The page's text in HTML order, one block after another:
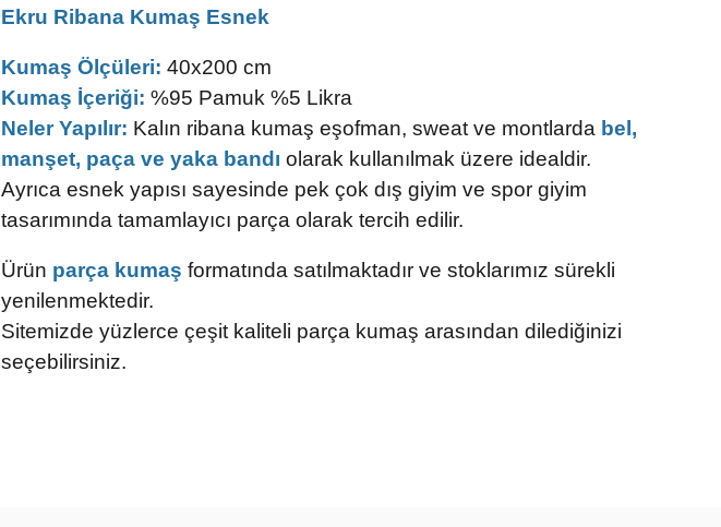
Ekru Ribana Kumaş Esnek
Kumaş Ölçüleri: 40x200 cm
Kumaş İçeriği: %95 Pamuk %5 Likra
Neler Yapılır: Kalın ribana kumaş eşofman, sweat ve montlarda bel,
manşet, paça ve yaka bandı olarak kullanılmak üzere idealdir.
Ayrıca esnek yapısı sayesinde pek çok dış giyim ve spor giyim
tasarımında tamamlayıcı parça olarak tercih edilir.
Ürün parça kumaş formatında satılmaktadır ve stoklarımız sürekli
yenilenmektedir.
Sitemizde yüzlerce çeşit kaliteli parça kumaş arasından dilediğinizi
seçebilirsiniz.